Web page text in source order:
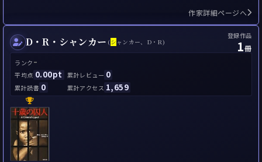
作家詳細ページへ
D・R・シャンカー (シ ャンカー、D・R)
登録作品
1冊
ランク -
平均点 0.00pt 累計レビュー 0
累計読書 0 累計アクセス 1,659